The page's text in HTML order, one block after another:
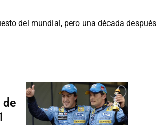
del mundial, pero una década después
de